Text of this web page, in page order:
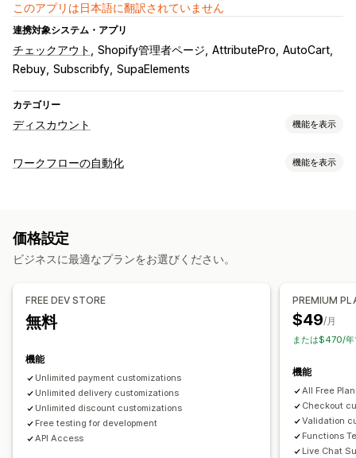
このアプリは日本語に翻訳されていません
連携対象システム・アプリ
チェックアウト Shopify管理者ページ AttributePro AutoCart
Rebuy Subscribfy SupaElements
カテゴリー
ディスカウント 機能を表示
ディスカウントの種類
カートディスカウント
定期購入
商品バンドル
ディスカウント管理
編集ツール
ディスカウントの組み合わせ
オートメーション
ワークフローの自動化 機能を表示
カスタマイズ
価格設定
ビジネスに最適なプランをお選びください。
FREE DEV STORE
無料
機能
Unlimited payment customizations
Unlimited delivery customizations
Unlimited discount customizations
Free testing for development
API Access
PREMIUM
$49/月
または$470/
機能
All Free
Checkout
Validation
Functions
Live Chat